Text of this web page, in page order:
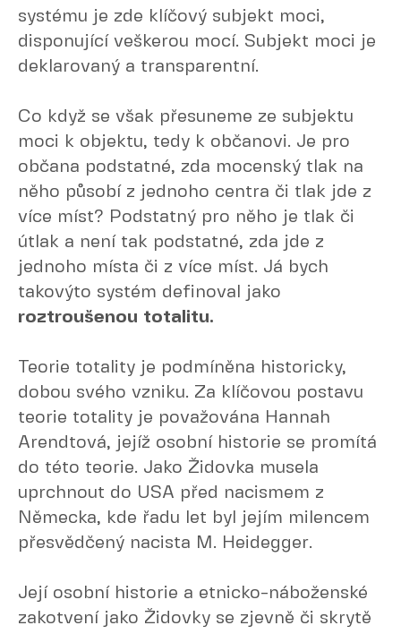
systému je zde klíčový subjekt moci,
disponující veškerou mocí. Subjekt moci je
deklarovaný a transparentní.
Co když se však přesuneme ze subjektu
moci k objektu, tedy k občanovi. Je pro
občana podstatné, zda mocenský tlak na
něho působí z jednoho centra či tlak jde z
více míst? Podstatný pro něho je tlak či
útlak a není tak podstatné, zda jde z
jednoho místa či z více míst. Já bych
takovýto systém definoval jako
roztroušenou totalitu.
Teorie totality je podmíněna historicky,
dobou svého vzniku. Za klíčovou postavu
teorie totality je považována Hannah
Arendtová, jejíž osobní historie se promítá
do této teorie. Jako Židovka musela
uprchnout do USA před nacismem z
Německa, kde řadu let byl jejím milencem
přesvědčený nacista M. Heidegger.
Její osobní historie a etnicko-náboženské
zakotvení jako Židovky se zjevně či skrytě